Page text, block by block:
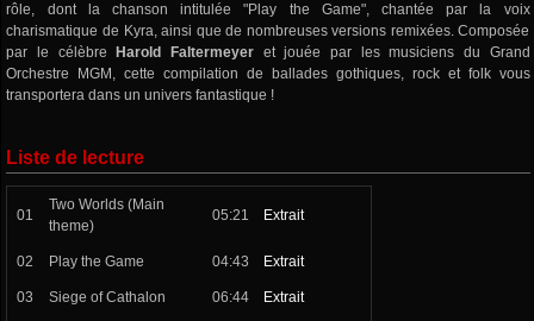
rôle, dont la chanson intitulée "Play the Game", chantée par la voix
charismatique de Kyra, ainsi que de nombreuses versions remixées. Composée
par le célèbre
Harold Faltermeyer et jouée par les musiciens du Grand
Orchestre MGM, cette compilation de ballades gothiques, rock et folk vous
transportera dans un univers fantastique !
Liste de lecture
01
Two Worlds (Main
theme)
05:21 Extrait
02 Play the Game 04:43 Extrait
03 Siege of Cathalon 06:44 Extrait